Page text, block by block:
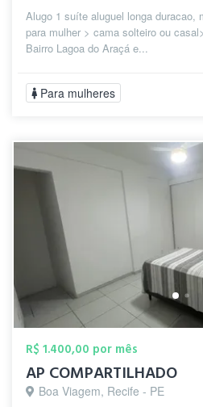
Alugo 1 suíte aluguel longa duracao,
para mulher > cama solteiro ou
Bairro Lagoa do Araçá e...
Para mulheres
R$ 1.400,00 por mês
AP COMPARTILHADO
Boa Viagem, Recife - PE